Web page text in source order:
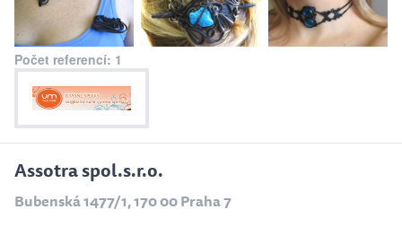
Počet referencí: 1
Assotra spol.s.r.o.
Bubenská 1477/1, 170 00 Praha 7